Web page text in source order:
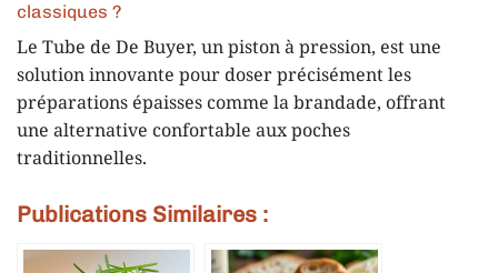
classiques ?
Le Tube de De Buyer, un piston à pression, est une
solution innovante pour doser précisément les
préparations épaisses comme la brandade, offrant
une alternative confortable aux poches
traditionnelles.
Publications Similaires :